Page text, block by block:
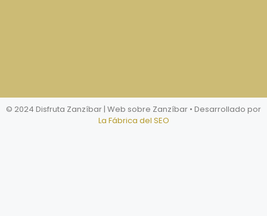
© 2024 Disfruta Zanzíbar | Web sobre Zanzíbar • Desarrollado por
La Fábrica del SEO